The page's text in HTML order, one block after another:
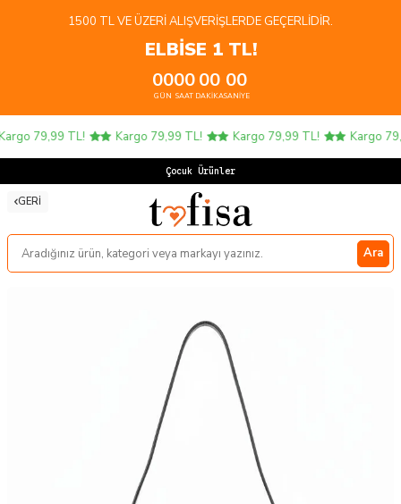
1500 TL VE ÜZERI ALIŞVERIŞLERDE GEÇERLIDIR.
ELBİSE 1 TL!
00
GÜN
00
SAAT
00
DAKIKA
00
SANIYE
79,99 TL! Kargo 79,99 TL! Kargo 79,99 TL! Kargo
Çocuk Ürünlerin
GERI
Ara